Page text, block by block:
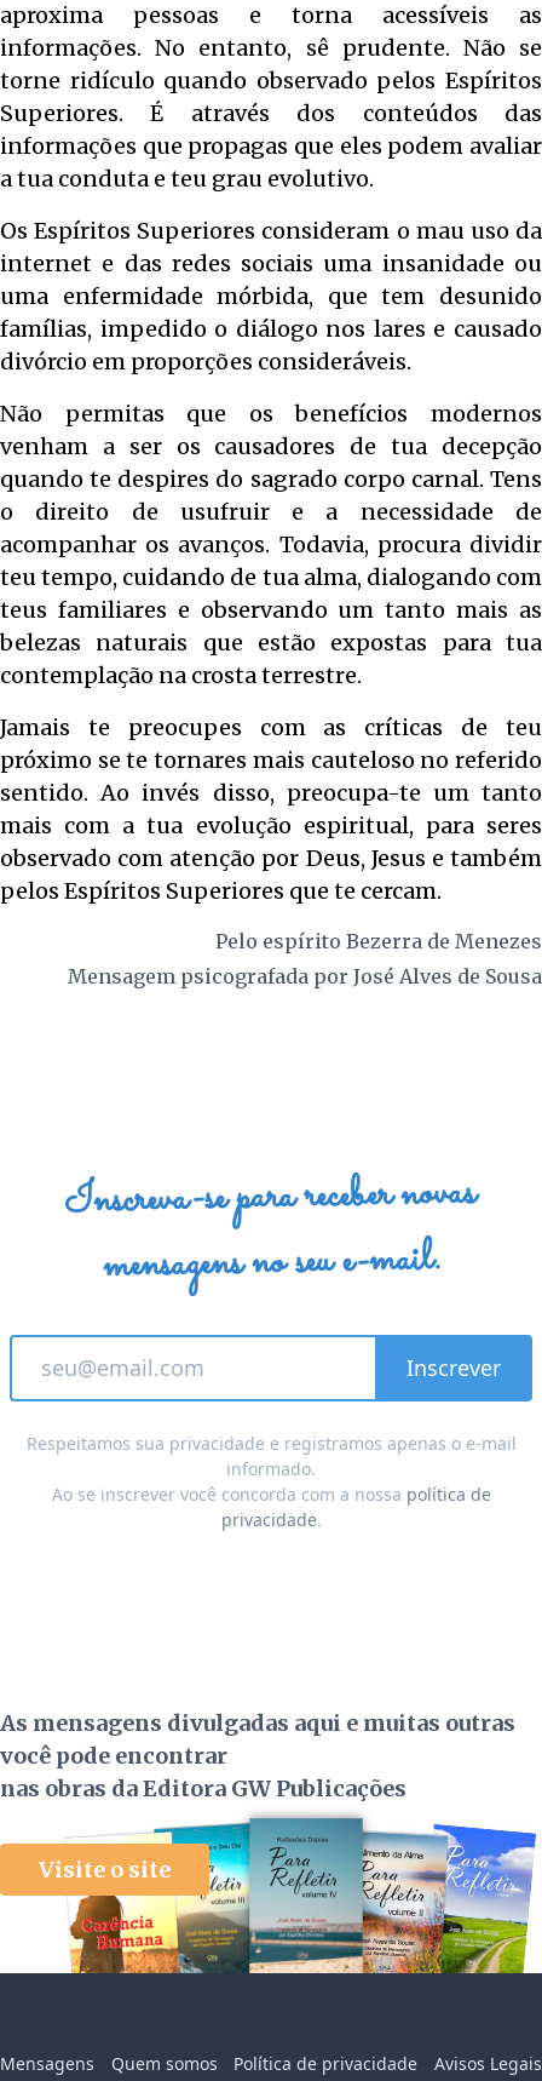
aproxima pessoas e torna acessíveis as
informações. No entanto, sê prudente. Não se
torne ridículo quando observado pelos Espíritos
Superiores. É através dos conteúdos das
informações que propagas que eles podem avaliar
a tua conduta e teu grau evolutivo.
Os Espíritos Superiores consideram o mau uso da
internet e das redes sociais uma insanidade ou
uma enfermidade mórbida, que tem desunido
famílias, impedido o diálogo nos lares e causado
divórcio em proporções consideráveis.
Não permitas que os benefícios modernos
venham a ser os causadores de tua decepção
quando te despires do sagrado corpo carnal. Tens
o direito de usufruir e a necessidade de
acompanhar os avanços. Todavia, procura dividir
teu tempo, cuidando de tua alma, dialogando com
teus familiares e observando um tanto mais as
belezas naturais que estão expostas para tua
contemplação na crosta terrestre.
Jamais te preocupes com as críticas de teu
próximo se te tornares mais cauteloso no referido
sentido. Ao invés disso, preocupa-te um tanto
mais com a tua evolução espiritual, para seres
observado com atenção por Deus, Jesus e também
pelos Espíritos Superiores que te cercam.
Pelo espírito Bezerra de Menezes
Mensagem psicografada por José Alves de Sousa
Inscreva-se para receber novas
mensagens no seu e-mail.
Respeitamos sua privacidade e registramos apenas o e-mail
informado.
Ao se inscrever você concorda com a nossa política de
privacidade.
As mensagens divulgadas aqui e muitas outras
você pode encontrar
nas obras da Editora GW Publicações
Visite o site
Mensagens Quem somos Política de privacidade Avisos Legais